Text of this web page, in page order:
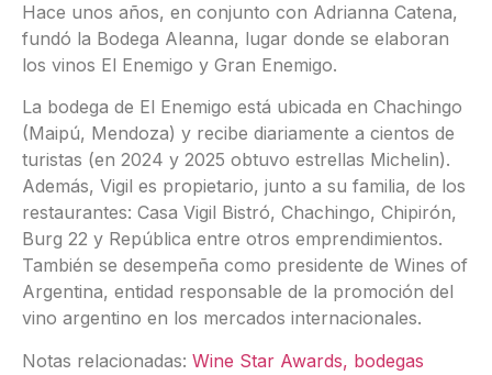
Hace unos años, en conjunto con Adrianna Catena,
fundó la Bodega Aleanna, lugar donde se elaboran
los vinos El Enemigo y Gran Enemigo.
La bodega de El Enemigo está ubicada en Chachingo
(Maipú, Mendoza) y recibe diariamente a cientos de
turistas (en 2024 y 2025 obtuvo estrellas Michelin).
Además, Vigil es propietario, junto a su familia, de los
restaurantes: Casa Vigil Bistró, Chachingo, Chipirón,
Burg 22 y República entre otros emprendimientos.
También se desempeña como presidente de Wines of
Argentina, entidad responsable de la promoción del
vino argentino en los mercados internacionales.
Notas relacionadas: Wine Star Awards, bodegas